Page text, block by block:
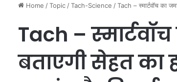
Home /Topic /Tach-Science /Tach – स्मार्टवॉच का
Tach –
बताएगी सेहत का